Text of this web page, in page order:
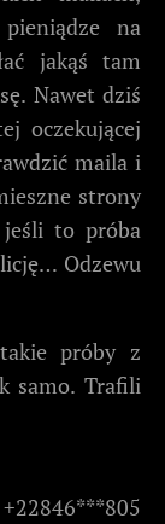
na
jakąś tam
Nawet dziś
oczekującej
maila i
strony
to próba
Odzewu
próby z
samo. Trafili